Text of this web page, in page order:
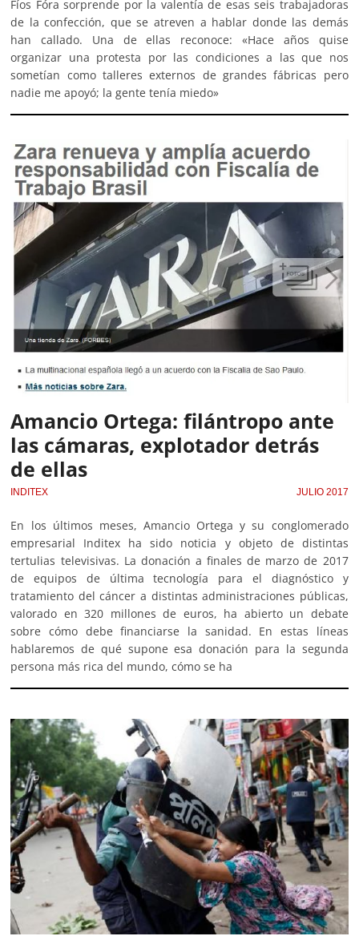
Fíos Fóra sorprende por la valentía de esas seis trabajadoras
de la confección, que se atreven a hablar donde las demás
han callado. Una de ellas reconoce: «Hace años quise
organizar una protesta por las condiciones a las que nos
sometían como talleres externos de grandes fábricas pero
nadie me apoyó; la gente tenía miedo»
Amancio Ortega: filántropo ante
las cámaras, explotador detrás
de ellas
INDITEX JULIO 2017
En los últimos meses, Amancio Ortega y su conglomerado
empresarial Inditex ha sido noticia y objeto de distintas
tertulias televisivas. La donación a finales de marzo de 2017
de equipos de última tecnología para el diagnóstico y
tratamiento del cáncer a distintas administraciones públicas,
valorado en 320 millones de euros, ha abierto un debate
sobre cómo debe financiarse la sanidad. En estas líneas
hablaremos de qué supone esa donación para la segunda
persona más rica del mundo, cómo se ha